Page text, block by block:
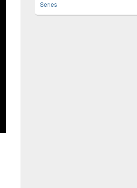
Series